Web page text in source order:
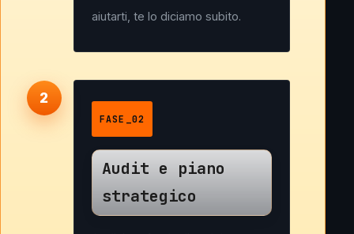
aiutarti, te lo diciamo subito.
FASE_02
Audit e piano
strategico